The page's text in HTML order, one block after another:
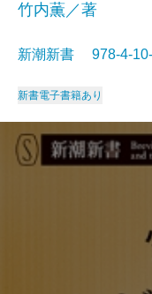
竹内薫／著
新潮新書 978-4-
新書電子書籍あり